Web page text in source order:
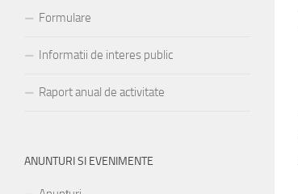
Formulare
Informatii de interes public
Raport anual de activitate
ANUNTURI SI EVENIMENTE